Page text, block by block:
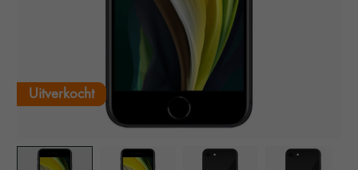
Uitverkocht